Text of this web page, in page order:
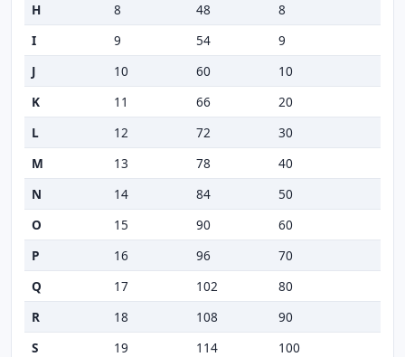
H
8 48
8
I
9 54
9
J
10 60
10
K
11 66
20
L
12 72
30
M
13 78
40
N
14 84
50
O
15 90
60
P
16 96
70
Q
17 102
80
R
18 108
90
S
19 114
100